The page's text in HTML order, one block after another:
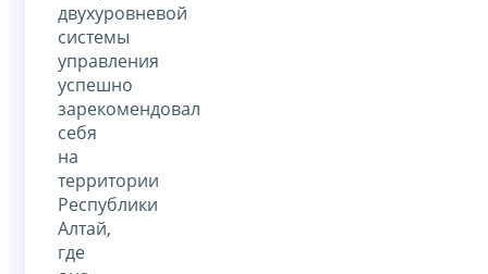
двухуровневой
системы
управления
успешно
зарекомендовал
себя
на
территории
Республики
Алтай,
где